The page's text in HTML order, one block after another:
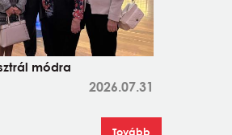
módra
2026.07.31
Tovább